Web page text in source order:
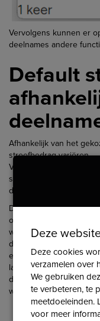
Vervolgens kunnen er
deelnames andere
Default
Afhankelijk van het
streefbedrag variëren.
Voorbeeld: Doe je voor
streefbedrag €300,-.
dit evenement, dan is
Dit kan je instellen op
onder
worden gekozen voor
deelnames. Op deze
een heel hoog bedrag
lager minimaal bedrag
dat ze alsnog een mooi
weer mee te doen en
Deze
Deze cookies
verzamelen over
We gebruiken
te verbeteren, te
meetdoeleinden.
voor meer